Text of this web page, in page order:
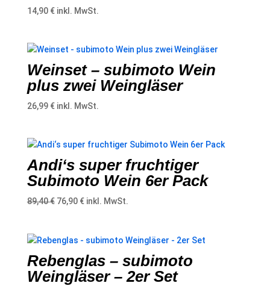
14,90 € inkl. MwSt.
Weinset – subimoto Wein
plus zwei Weingläser
26,99 € inkl. MwSt.
Andi‘s super fruchtiger
Subimoto Wein 6er Pack
89,40€ Ursprünglicher
89,40 €
76,90 €Aktueller
76,90 €.
inkl. MwSt.
Rebenglas – subimoto
Weingläser – 2er Set